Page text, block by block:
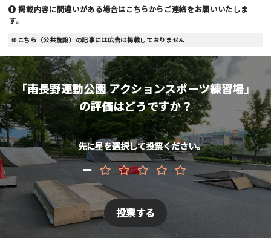
ご注意事項
・ご投稿後、約１～２日以内の掲載となります。
・簡単なご感想の場合はコメント掲示板をご利用下さい。
・一方的な誹謗中傷の内容は掲載いたしかねます。
掲載内容に間違いがある場合はこちらからご連絡をお願いいたしま
す。
※こちら（公共施設）の記事には広告は掲載しておりません
「南長野運動公園 アクションスポーツ練習場」
の評価はどうですか？
先に星を選択して投票ください。